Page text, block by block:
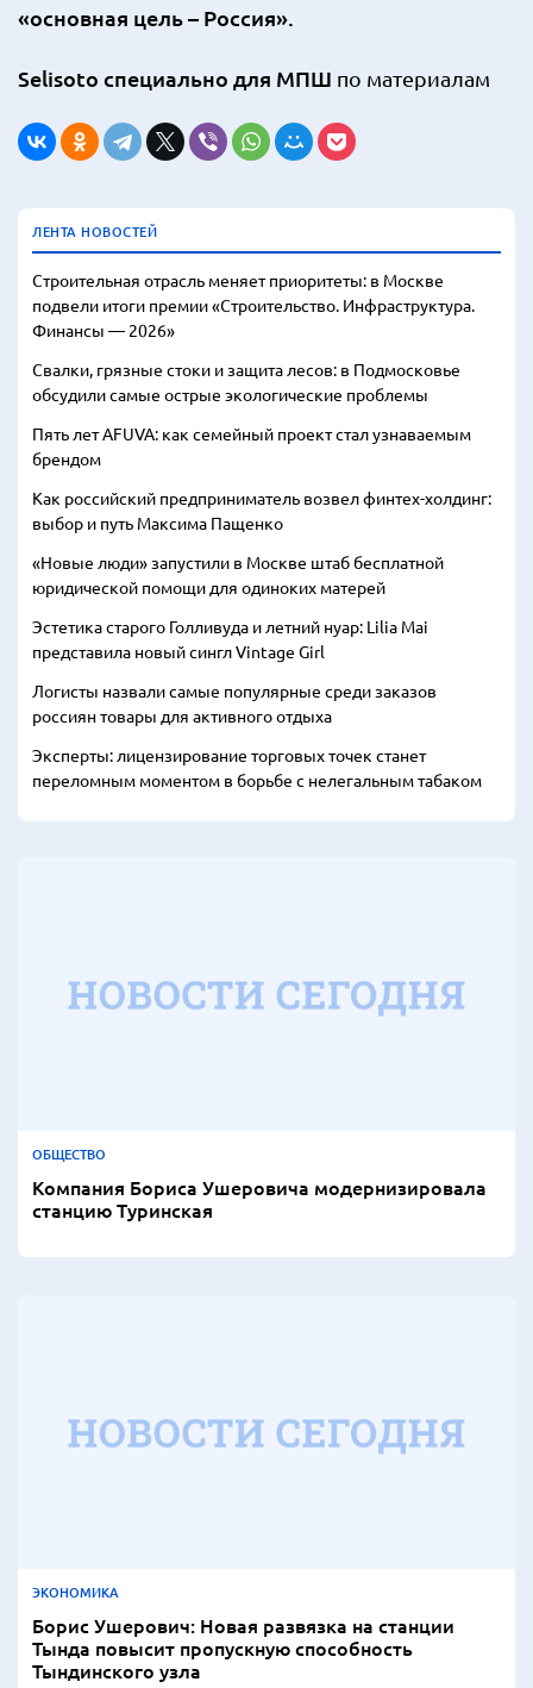
«основная цель – Россия».
Selisoto специально для МПШ по материалам
ЛЕНТА НОВОСТЕЙ
Строительная отрасль меняет приоритеты: в Москве
подвели итоги премии «Строительство. Инфраструктура.
Финансы — 2026»
Свалки, грязные стоки и защита лесов: в Подмосковье
обсудили самые острые экологические проблемы
Пять лет AFUVA: как семейный проект стал узнаваемым
брендом
Как российский предприниматель возвел финтех-холдинг:
выбор и путь Максима Пащенко
«Новые люди» запустили в Москве штаб бесплатной
юридической помощи для одиноких матерей
Эстетика старого Голливуда и летний нуар: Lilia Mai
представила новый сингл Vintage Girl
Логисты назвали самые популярные среди заказов
россиян товары для активного отдыха
Эксперты: лицензирование торговых точек станет
переломным моментом в борьбе с нелегальным табаком
ОБЩЕСТВО
Компания Бориса Ушеровича модернизировала
станцию Туринская
ЭКОНОМИКА
Борис Ушерович: Новая развязка на станции
Тында повысит пропускную способность
Тындинского узла